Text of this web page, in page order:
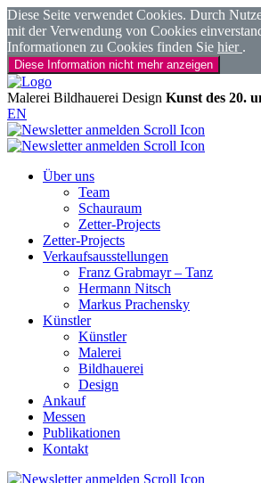
Diese Seite verwendet Cookies. Durch
mit der Verwendung von Cookies
Informationen zu Cookies finden Sie hier .
Diese Information nicht mehr anzeigen
Malerei Bildhauerei Design Kunst des 20.
EN
Über uns
Team
Schauraum
Zetter-Projects
Zetter-Projects
Verkaufsausstellungen
Franz Grabmayr – Tanz
Hermann Nitsch
Markus Prachensky
Künstler
Künstler
Malerei
Bildhauerei
Design
Ankauf
Messen
Publikationen
Kontakt